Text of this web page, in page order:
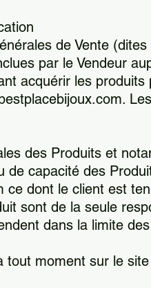
de Vente
par le Vendeur
acquérir les
des Produits et
de capacité des
ce dont le client est
sont de la seule
dans la limite
tout moment sur le